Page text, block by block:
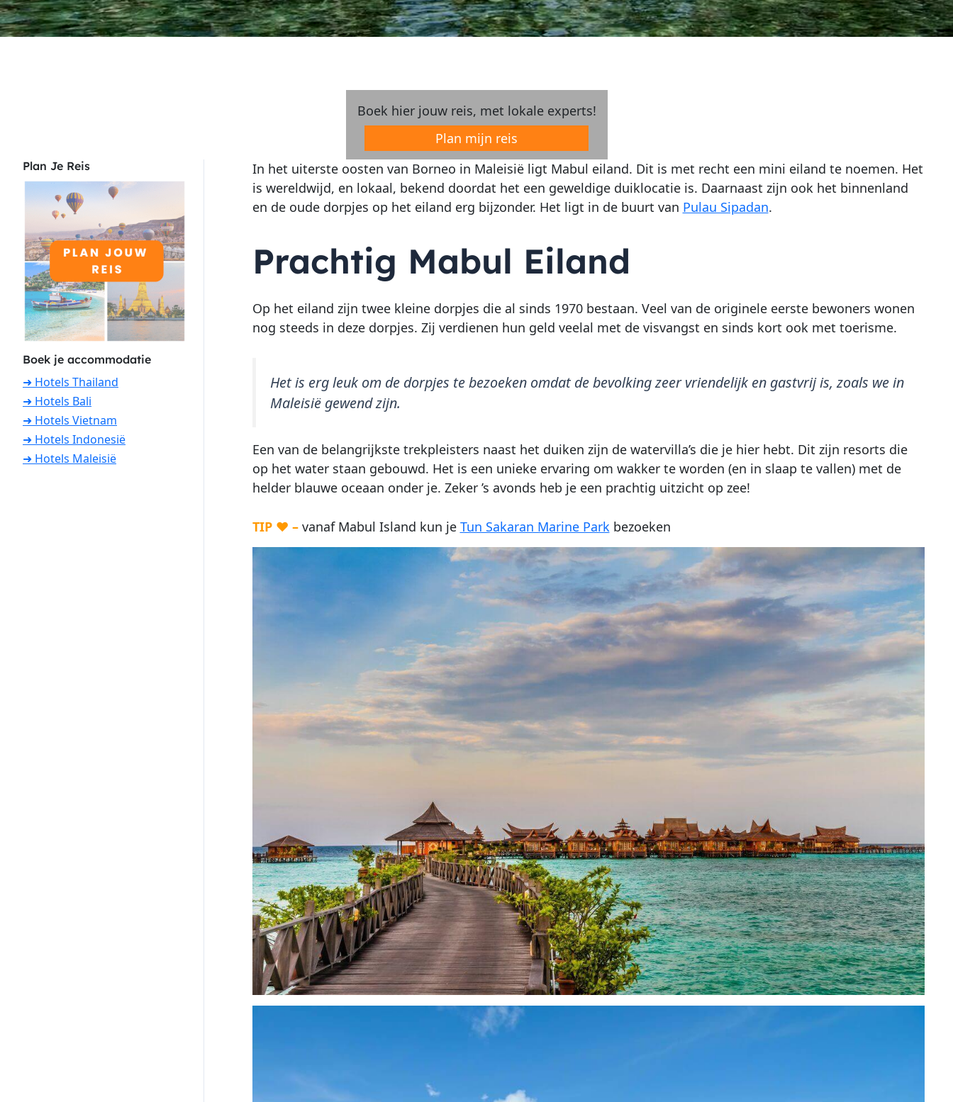
Boek hier jouw reis, met lokale experts!
Plan mijn reis
Plan Je Reis
Boek je accommodatie
➜ Hotels Thailand
➜ Hotels Bali
➜ Hotels Vietnam
➜ Hotels Indonesië
➜ Hotels Maleisië
In het uiterste oosten van Borneo in Maleisië ligt Mabul eiland. Dit is met recht een mini eiland te noemen. Het
is wereldwijd, en lokaal, bekend doordat het een geweldige duiklocatie is. Daarnaast zijn ook het binnenland
en de oude dorpjes op het eiland erg bijzonder. Het ligt in de buurt van Pulau Sipadan.
Prachtig Mabul Eiland
Op het eiland zijn twee kleine dorpjes die al sinds 1970 bestaan. Veel van de originele eerste bewoners wonen
nog steeds in deze dorpjes. Zij verdienen hun geld veelal met de visvangst en sinds kort ook met toerisme.
Het is erg leuk om de dorpjes te bezoeken omdat de bevolking zeer vriendelijk en gastvrij is, zoals we in
Maleisië gewend zijn.
Een van de belangrijkste trekpleisters naast het duiken zijn de watervilla’s die je hier hebt. Dit zijn resorts die
op het water staan gebouwd. Het is een unieke ervaring om wakker te worden (en in slaap te vallen) met de
helder blauwe oceaan onder je. Zeker ’s avonds heb je een prachtig uitzicht op zee!
TIP ♥ –vanaf Mabul Island kun je Tun Sakaran Marine Parkbezoeken